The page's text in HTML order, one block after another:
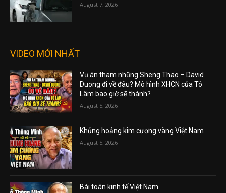
August 7, 2026
VIDEO MỚI NHẤT
Vụ án tham nhũng Sheng Thao – David
Duong đi về đâu? Mô hình XHCN của Tô
Lâm bao giờ sẽ thành?
August 5, 2026
Khủng hoảng kim cương vàng Việt Nam
August 5, 2026
Bài toán kinh tế Việt Nam